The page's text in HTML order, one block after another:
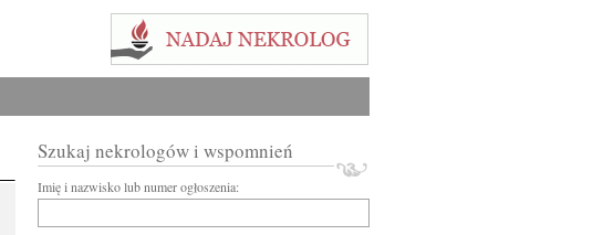
Szukaj nekrologów i wspomnień
Imię i nazwisko lub numer ogłoszenia: